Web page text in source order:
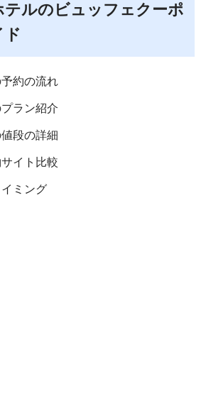
テルのビュッフェクーポ
ド
約の流れ
ラン紹介
段の詳細
イト比較
ミング